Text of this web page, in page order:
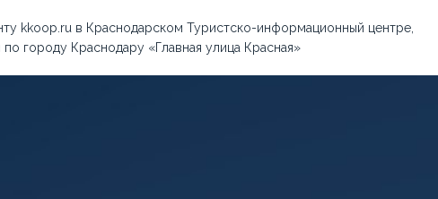
kkoop.ru в Краснодарском Туристско-информационный центре,
городу Краснодару «Главная улица Красная»